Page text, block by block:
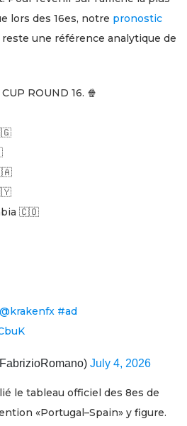
lors des 16es, notre pronostic
reste une référence analytique de
ROUND 16. 🍿
🇨🇴
@krakenfx #ad
July 4, 2026
le tableau officiel des 8es de
«Portugal–Spain» y figure.